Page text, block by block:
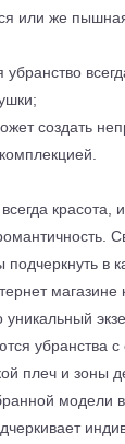
или же
создать
красота,
подчеркнуть в
магазине
убранства
плеч и зоны
модели